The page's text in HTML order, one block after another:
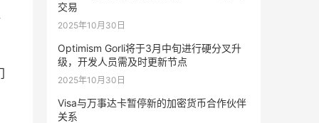
交易
2025年10月30日
Optimism Gorli将于3月中旬进行硬分叉升
级，开发人员需及时更新节点
2025年10月30日
Visa与万事达卡暂停新的加密货币合作伙伴
关系